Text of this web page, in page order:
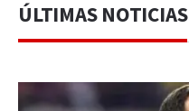
ÚLTIMAS NOTICIAS